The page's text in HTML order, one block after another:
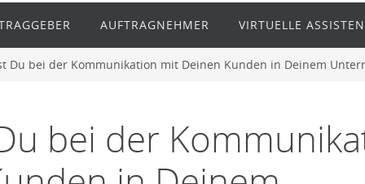
AUFTRAGNEHMER VIRTUELLE
Du bei der Kommunikation mit Deinen Kunden in Deinem
bei der